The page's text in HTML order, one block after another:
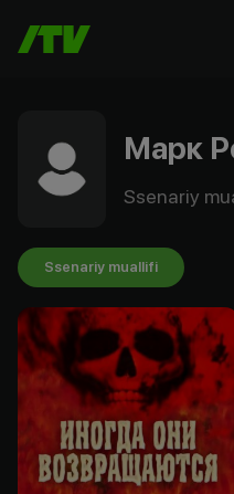
Марк
Ssenariy
Ssenariy muallifi